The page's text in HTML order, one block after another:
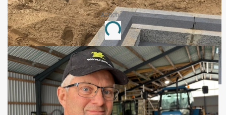
Annonce
Loading...